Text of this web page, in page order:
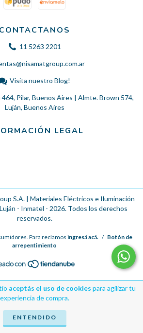
aceptás el uso de cookies para agilizar tu
experiencia de compra.
ENTENDIDO
CONTACTANOS
11 5263 2201
Visita nuestro Blog!
464, Pilar, Buenos Aires | Almte. Brown 574,
Luján, Buenos Aires
LEGAL
S.A. | Materiales Eléctricos e Iluminación
- Inmatel - 2026. Todos los derechos
reservados.
Para reclamos ingresá acá. / Botón de
arrepentimiento